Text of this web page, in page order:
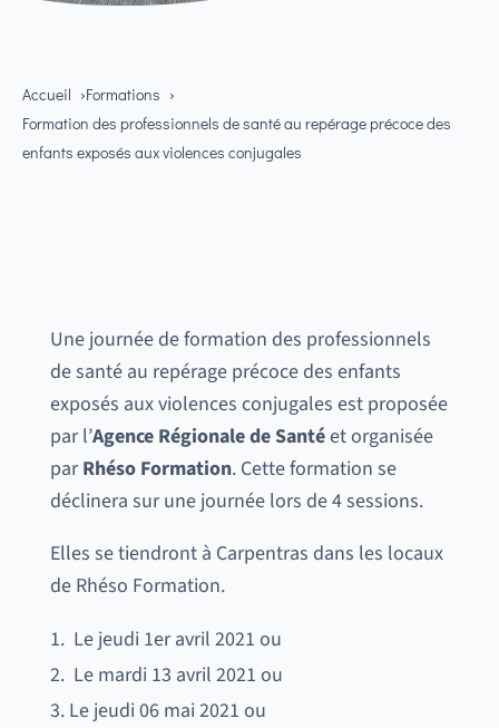
Accueil
Formations
Formation des professionnels de santé au repérage précoce des
enfants exposés aux violences conjugales
Une journée de formation des professionnels
de santé au repérage précoce des enfants
exposés aux violences conjugales est proposée
par l’Agence Régionale de Santéet organisée
parRhéso Formation. Cette formation se
déclinera sur une journée lors de 4 sessions.
Elles se tiendront à Carpentras dans les locaux
de Rhéso Formation.
Le jeudi 1er avril 2021 ou
Le mardi 13 avril 2021 ou
Le jeudi 06 mai 2021 ou